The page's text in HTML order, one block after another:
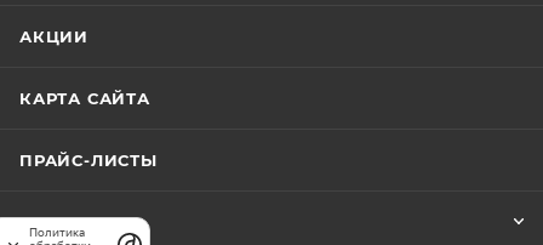
АКЦИИ
КАРТА САЙТА
ПРАЙС-ЛИСТЫ
КОМПАНИЯ
Политика